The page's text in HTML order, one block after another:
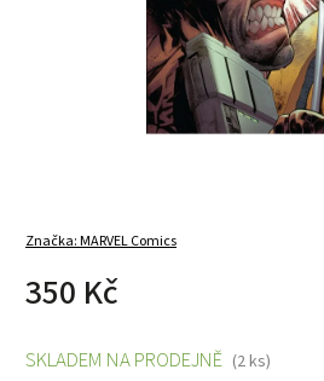
Značka:MARVEL Comics
350 Kč
SKLADEM NA PRODEJNĚ (2 ks)